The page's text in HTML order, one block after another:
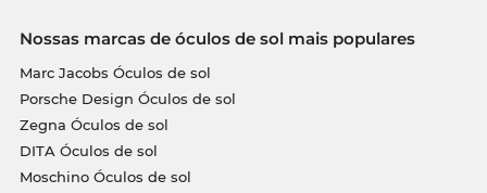
Nossas marcas de óculos de sol mais populares
Marc Jacobs Óculos de sol
Porsche Design Óculos de sol
Zegna Óculos de sol
DITA Óculos de sol
Moschino Óculos de sol